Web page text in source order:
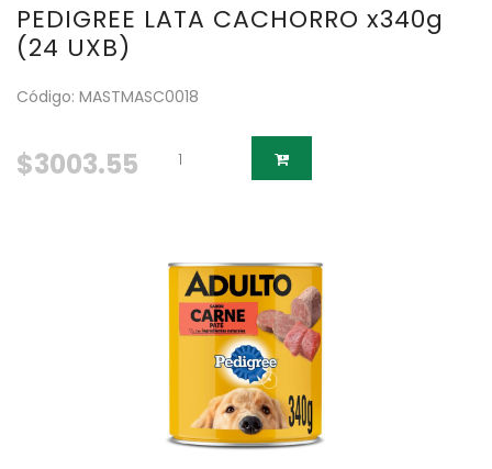
PEDIGREE LATA CACHORRO x340g
(24 UXB)
Código: MASTMASC0018
$3003.55